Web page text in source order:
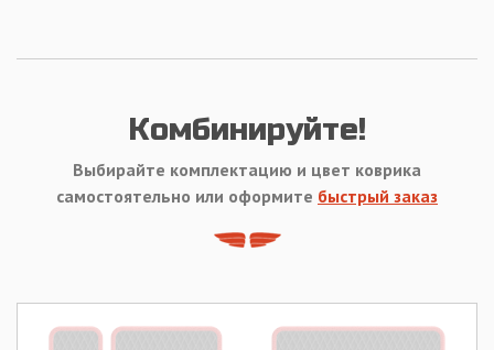
Комбинируйте!
Выбирайте комплектацию и цвет коврика
самостоятельно или оформите быстрый заказ